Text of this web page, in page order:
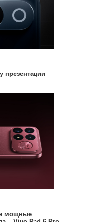
презентации
мощные